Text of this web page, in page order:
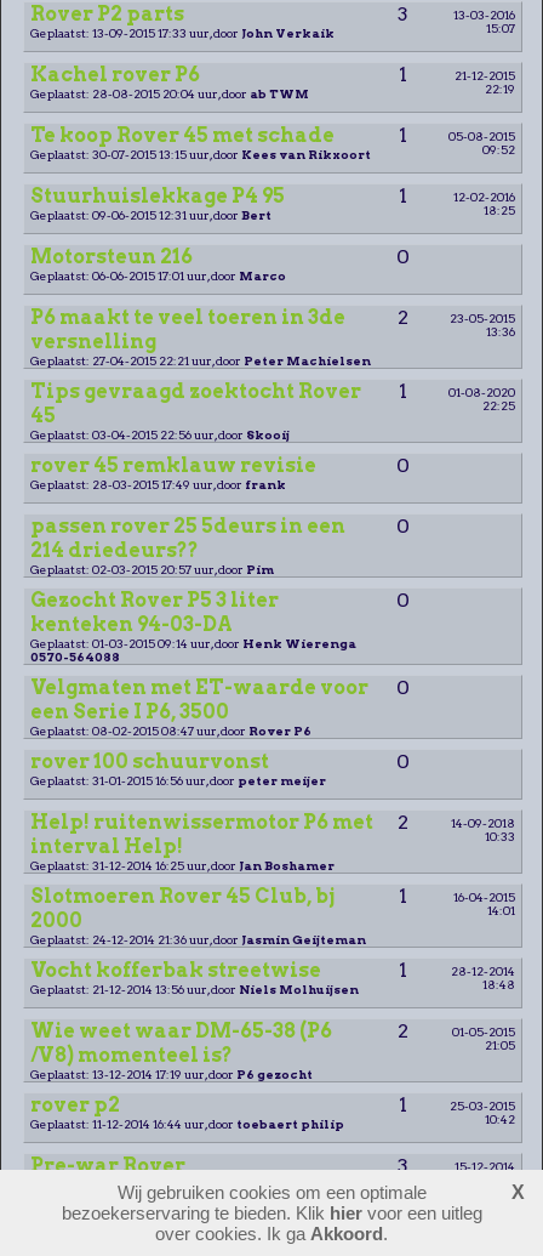
Rover P2 parts 3
13-03-2016
15:07
Geplaatst: 13-09-2015 17:33 uur, door John Verkaik
Kachel rover P6 1
21-12-2015
22:19
Geplaatst: 28-08-2015 20:04 uur, door ab TWM
Te koop Rover 45 met schade 1
05-08-2015
09:52
Geplaatst: 30-07-2015 13:15 uur, door Kees van Rikxoort
Stuurhuislekkage P4 95 1
12-02-2016
18:25
Geplaatst: 09-06-2015 12:31 uur, door Bert
Motorsteun 216 0
Geplaatst: 06-06-2015 17:01 uur, door Marco
P6 maakt te veel toeren in 3de
versnelling
2
23-05-2015
13:36
Geplaatst: 27-04-2015 22:21 uur, door Peter Machielsen
Tips gevraagd zoektocht Rover
45
1
01-08-2020
22:25
Geplaatst: 03-04-2015 22:56 uur, door Skooij
rover 45 remklauw revisie 0
Geplaatst: 28-03-2015 17:49 uur, door frank
passen rover 25 5deurs in een
214 driedeurs??
0
Geplaatst: 02-03-2015 20:57 uur, door Pim
Gezocht Rover P5 3 liter
kenteken 94-03-DA
0
Geplaatst: 01-03-2015 09:14 uur, door Henk Wierenga
0570-564088
Velgmaten met ET-waarde voor
een Serie I P6, 3500
0
Geplaatst: 08-02-2015 08:47 uur, door Rover P6
rover 100 schuurvonst 0
Geplaatst: 31-01-2015 16:56 uur, door peter meijer
Help! ruitenwissermotor P6 met
interval Help!
2
14-09-2018
10:33
Geplaatst: 31-12-2014 16:25 uur, door Jan Boshamer
Slotmoeren Rover 45 Club, bj
2000
1
16-04-2015
14:01
Geplaatst: 24-12-2014 21:36 uur, door Jasmin Geijteman
Vocht kofferbak streetwise 1
28-12-2014
18:48
Geplaatst: 21-12-2014 13:56 uur, door Niels Molhuijsen
Wie weet waar DM-65-38 (P6
/V8) momenteel is?
2
01-05-2015
21:05
Geplaatst: 13-12-2014 17:19 uur, door P6 gezocht
rover p2 1
25-03-2015
10:42
Geplaatst: 11-12-2014 16:44 uur, door toebaert philip
Pre-war Rover 3
15-12-2014
Geplaatst: 26-11-2014 20:35 uur, door Classic-Rover
Gezocht: Motorkap rover 45 2
07-12-2014
Geplaatst: 18-11-2014 14:06 uur, doorJos
Wij gebruiken cookies om een optimale
bezoekerservaring te bieden. Klik hiervoor een uitleg
over cookies. Ik ga Akkoord.
X